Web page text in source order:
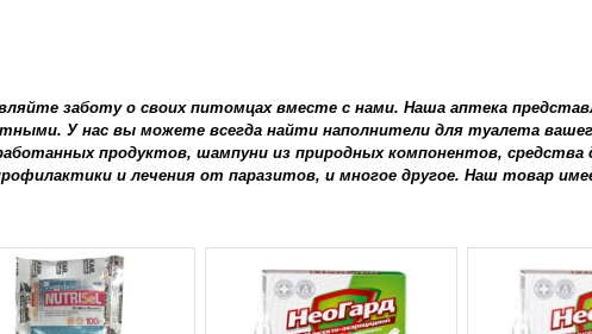
заботу о своих питомцах вместе с нами. Наша аптека
У нас вы можете всегда найти наполнители для туалета
продуктов, шампуни из природных компонентов,
и лечения от паразитов, и многое другое. Наш товар